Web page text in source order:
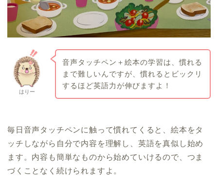
はりー
音声タッチペン＋絵本の学習は、慣れる
まで難しいんですが、慣れるとビックリ
するほど英語力が伸びますよ！
毎日音声タッチペンに触って慣れてくると、絵本をタ
ッチしながら自分で内容を理解し、英語を真似し始め
ます。内容も簡単なものから始めていけるので、つま
づくことなく続けられますよ。